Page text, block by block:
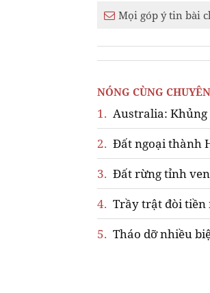
Mọi góp ý tin bài
NÓNG CÙNG
1. Australia:
2. Đất ngoại thành
3. Đất rừng tỉnh ven
4. Trầy trật đòi tiền
5. Tháo dỡ nhiều